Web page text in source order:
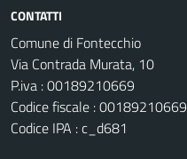
CONTATTI
Comune di Fontecchio
Via Contrada Murata, 10
P.iva : 00189210669
Codice fiscale : 00189210669
Codice IPA : c_d681